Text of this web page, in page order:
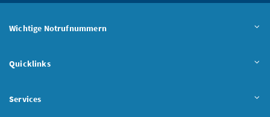
Wichtige Notrufnummern
Quicklinks
Services